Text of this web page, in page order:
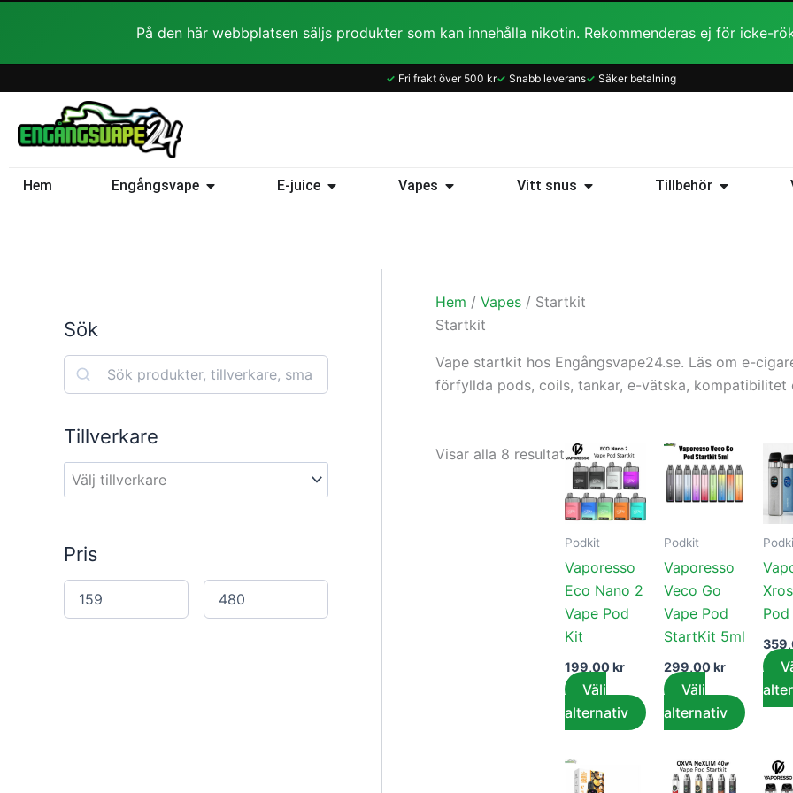
På den här webbplatsen säljs produkter som kan innehålla nikotin. Rekommenderas ej för icke-
✓ Fri frakt över 500 kr✓ Snabb leverans✓ Säker betalning
Hem Engångsvape Öppna Engångsvape
E-juice Öppna E-juiceVapes Öppna VapesVitt snus Öppna Vitt snusTillbehör Öppna
Sök
S
a
c
Tillverkare
Pris
Hem / Vapes / Startkit
Startkit
Vape startkit hos Engångsvape24.se. Läs om e-
förfyllda pods, coils, tankar, e-vätska, kompatibilitet
Visar alla 8 resultat
Sortera
Podkit
Vaporesso
Eco Nano 2
Vape Pod
Kit
199,00kr
Välj
alternativ
produkten
har
flera
varianter.
olika
alternativen
kan
väljas
på
produktsidan
Podkit
Vaporesso
Veco Go
Vape Pod
StartKit 5ml
299,00kr
Välj
alternativ
Den
flera
olika
kan
väljas
på